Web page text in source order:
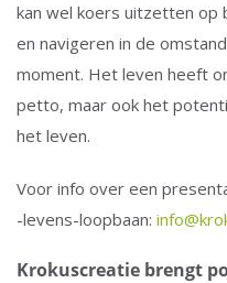
kan wel koers uitzetten op
en navigeren in de
moment. Het leven heeft
petto, maar ook het
het leven.
Voor info over een
-levens-loopbaan:
Krokuscreatie brengt